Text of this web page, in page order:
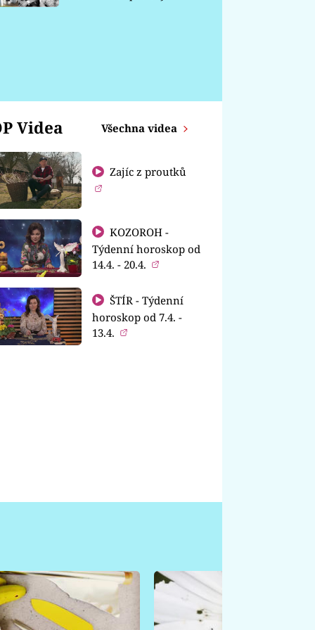
Videa Všechna videa
Zajíc z proutků
KOZOROH -
Týdenní horoskop od
14.4. - 20.4.
ŠTÍR - Týdenní
horoskop od 7.4. -
13.4.